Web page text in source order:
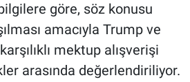
göre, söz konusu
amacıyla Trump ve
mektup alışverişi
arasında değerlendiriliyor.